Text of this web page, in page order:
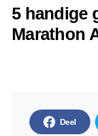
5 handige
Marathon
Deel